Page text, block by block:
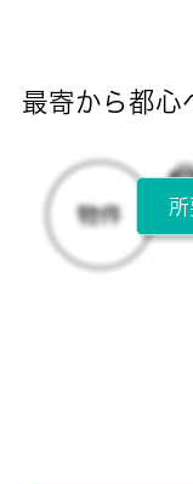
所在階
2階 / 2階建
最寄から都心